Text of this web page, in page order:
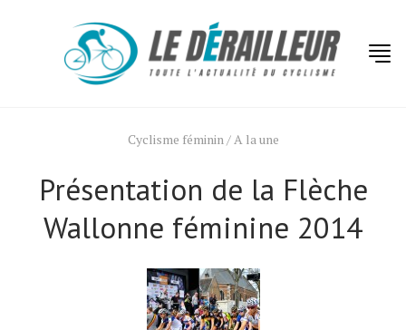
Cyclisme féminin/A la une
Présentation de la Flèche
Wallonne féminine 2014